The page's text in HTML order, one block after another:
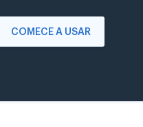
COMECE A USAR